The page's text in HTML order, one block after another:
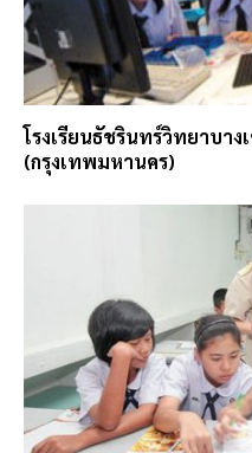
โรงเรียนธัชรินทร์วิทยาบาง
(กรุงเทพมหานคร)